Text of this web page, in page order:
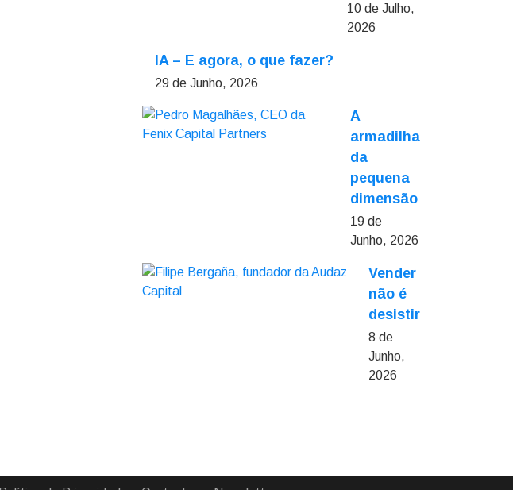
10 de Julho,
2026
IA – E agora, o que fazer?
29 de Junho, 2026
A
armadilha
da
pequena
dimensão
19 de
Junho, 2026
Vender
não é
desistir
8 de
Junho,
2026